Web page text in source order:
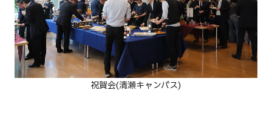
祝賀会(清瀬キャンパス)